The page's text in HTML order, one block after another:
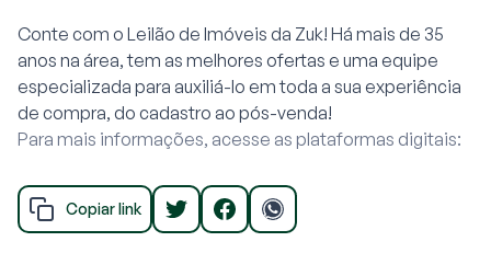
Conte com o Leilão de Imóveis da Zuk! Há mais de 35
anos na área, tem as melhores ofertas e uma equipe
especializada para auxiliá-lo em toda a sua experiência
de compra, do cadastro ao pós-venda!
Para mais informações, acesse as plataformas digitais:
Copiar link